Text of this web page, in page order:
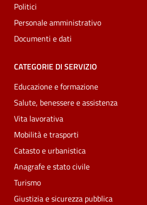
Politici
Personale amministrativo
Documenti e dati
CATEGORIE DI SERVIZIO
Educazione e formazione
Salute, benessere e assistenza
Vita lavorativa
Mobilità e trasporti
Catasto e urbanistica
Anagrafe e stato civile
Turismo
Giustizia e sicurezza pubblica